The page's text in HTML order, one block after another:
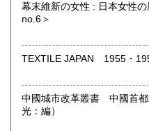
幕末維新の女性 : 日本女性
no.6＞
TEXTILE JAPAN 1955・
中國城市改革叢書 中國首都北
光：編）